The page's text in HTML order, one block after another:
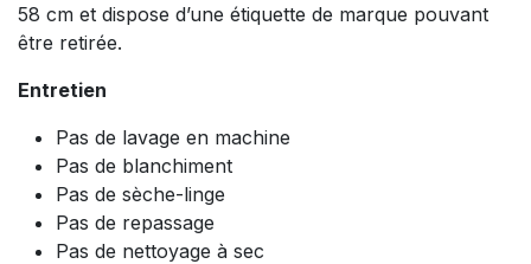
58 cm et dispose d’une étiquette de marque pouvant
être retirée.
Entretien
Pas de lavage en machine
Pas de blanchiment
Pas de sèche-linge
Pas de repassage
Pas de nettoyage à sec